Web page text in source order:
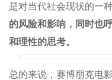
是对当代社会现状的一
的风险和影响，同时也
和理性的思考。
总的来说，赛博朋克电